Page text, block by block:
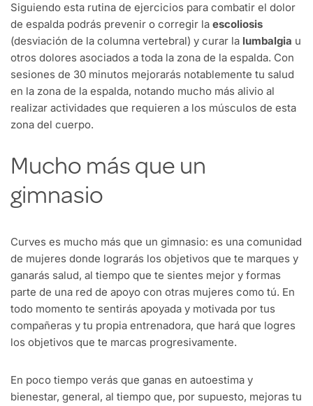
Siguiendo esta rutina de ejercicios para combatir el dolor
de espalda podrás prevenir o corregir la escoliosis
(desviación de la columna vertebral) y curar la lumbalgia u
otros dolores asociados a toda la zona de la espalda. Con
sesiones de 30 minutos mejorarás notablemente tu salud
en la zona de la espalda, notando mucho más alivio al
realizar actividades que requieren a los músculos de esta
zona del cuerpo.
Mucho más que un
gimnasio
Curves es mucho más que un gimnasio: es una comunidad
de mujeres donde lograrás los objetivos que te marques y
ganarás salud, al tiempo que te sientes mejor y formas
parte de una red de apoyo con otras mujeres como tú. En
todo momento te sentirás apoyada y motivada por tus
compañeras y tu propia entrenadora, que hará que logres
los objetivos que te marcas progresivamente.
En poco tiempo verás que ganas en autoestima y
bienestar, general, al tiempo que, por supuesto, mejoras tu